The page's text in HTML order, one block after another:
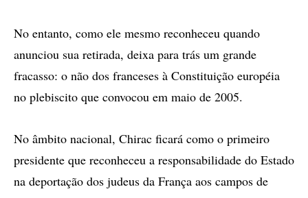
No entanto, como ele mesmo reconheceu quando
anunciou sua retirada, deixa para trás um grande
fracasso: o não dos franceses à Constituição européia
no plebiscito que convocou em maio de 2005.
No âmbito nacional, Chirac ficará como o primeiro
presidente que reconheceu a responsabilidade do Estado
na deportação dos judeus da França aos campos de